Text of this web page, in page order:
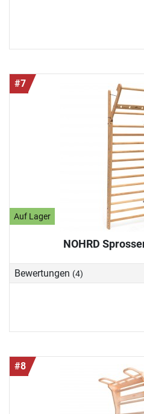
#7
Auf Lager
NOHRD
Bewertungen (4)
#8